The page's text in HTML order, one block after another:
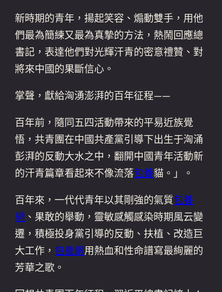
新時期的青年，揚起笑容、煽動雙手，用他
們最為簡練又最為真摯的方法，熱鬧回應總
書記，表達他們對光輝汗青的密意禮贊、對
將來中國的果斷信心。
掌聲，獻給洶湧澎湃的百年征程——
百年前，隨同五四活動帶來的平易近族覺
悟，共青團在中國共產黨引導下出生于洶涌
彭湃的反動大水之中，翻開中國青年活動新
的汗青篇章看起來不像流落包養貓。」。
百年來，一代代青年以其剛強的氣質包養
網 、果敢的舉動，靈敏感觸感染時期風云變
遷，積極投身黨引導的反動、扶植、改造巨
大工作， 包養網用熱血和性命譜寫最絢麗的
芳華之歌。